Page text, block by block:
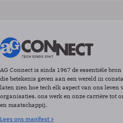
AG Connect is sinds 1967 de essentiële
die betekenis geven aan een wereld in
laten zien hoe tech elk aspect van ons leven
organisaties, ons werk en onze carrière tot
en maatschappij.
Lees ons manifest >